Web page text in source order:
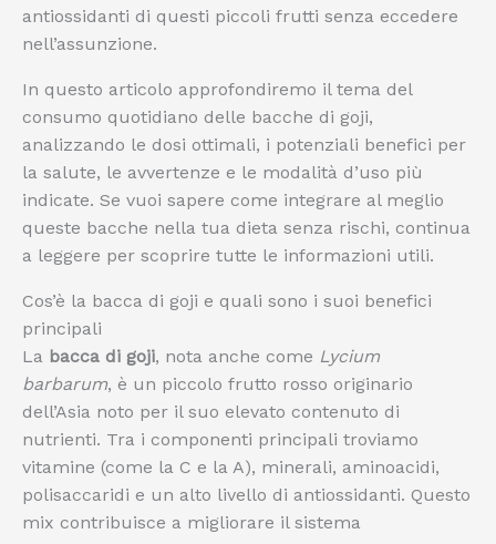
antiossidanti di questi piccoli frutti senza eccedere
nell’assunzione.
In questo articolo approfondiremo il tema del
consumo quotidiano delle bacche di goji,
analizzando le dosi ottimali, i potenziali benefici per
la salute, le avvertenze e le modalità d’uso più
indicate. Se vuoi sapere come integrare al meglio
queste bacche nella tua dieta senza rischi, continua
a leggere per scoprire tutte le informazioni utili.
Cos’è la bacca di goji e quali sono i suoi benefici
principali
La bacca di goji, nota anche come Lycium
barbarum, è un piccolo frutto rosso originario
dell’Asia noto per il suo elevato contenuto di
nutrienti. Tra i componenti principali troviamo
vitamine (come la C e la A), minerali, aminoacidi,
polisaccaridi e un alto livello di antiossidanti. Questo
mix contribuisce a migliorare il sistema